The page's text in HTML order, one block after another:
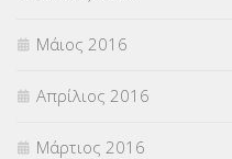
Μάιος 2016
Απρίλιος 2016
Μάρτιος 2016